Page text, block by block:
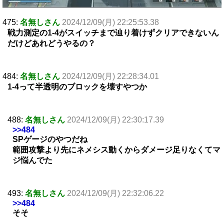
475: 名無しさん 2024/12/09(月) 22:25:53.38
戦力測定の1-4がスイッチまで辿り着けずクリアできないん
だけどあれどうやるの？
484: 名無しさん 2024/12/09(月) 22:28:34.01
1-4って半透明のブロックを壊すやつか
488: 名無しさん 2024/12/09(月) 22:30:17.39
>>484
SPゲージのやつだね
範囲攻撃より先にネメシス動くからダメージ足りなくてマ
ジ悩んでた
493: 名無しさん 2024/12/09(月) 22:32:06.22
>>484
そそ